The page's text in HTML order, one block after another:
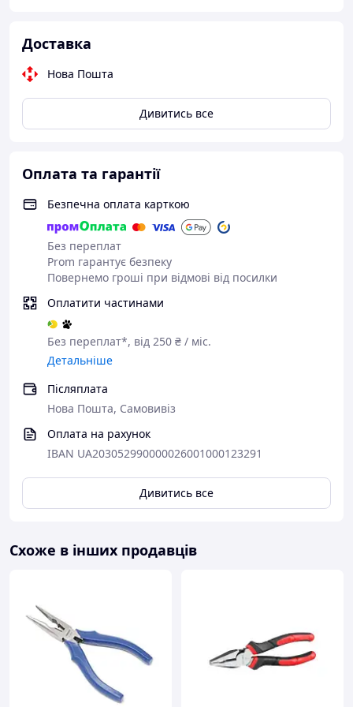
Доставка
Нова Пошта
Дивитись все
Оплата та гарантії
Безпечна оплата карткою
Без переплат
Prom гарантує безпеку
Повернемо гроші при відмові від посилки
Оплатити частинами
Без переплат*, від 250 ₴ / міс.
Детальніше
Післяплата
Нова Пошта, Самовивіз
Оплата на рахунок
IBAN UA203052990000026001000123291
Дивитись все
Схоже в інших продавців